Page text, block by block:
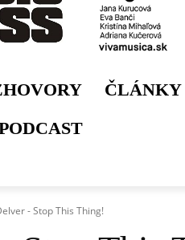
ČLÁNKY
- Stop This Thing!